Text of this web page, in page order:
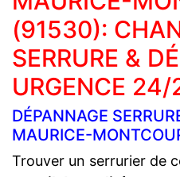
(91530):
SERRURE &
URGENCE 24/
DÉPANNAGE
MAURICE-
Trouver un serrurier de